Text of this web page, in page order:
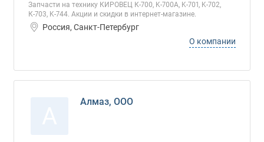
Запчасти на технику КИРОВЕЦ К-700, K-700A, K-701, K-702,
К-703, K-744. Акции и скидки в интернет-магазине.
Россия, Санкт-Петербург
О компании
Алмаз, ООО